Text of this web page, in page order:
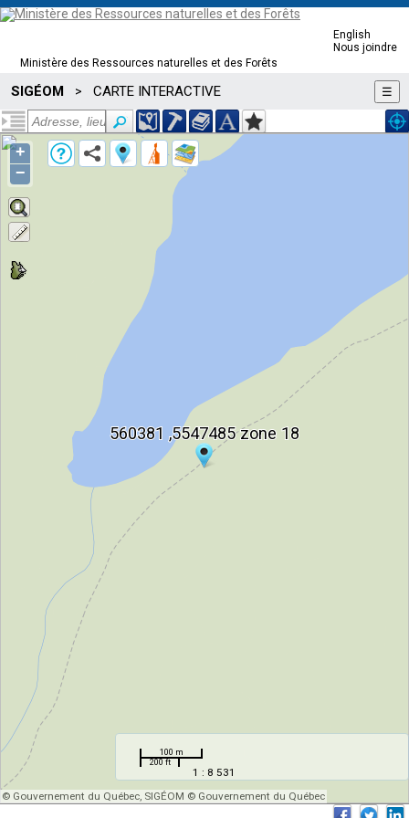
Ministère des Ressources naturelles et des Forêts
English
Nous joindre
SIGÉOM > CARTE INTERACTIVE ☰
560381 ,5547485 zone 18
560381 ,5547485 zone 18
100 m
200 ft
1 : 8 531
© Gouvernement du Québec, SIGÉOM © Gouvernement du Québec
+
−